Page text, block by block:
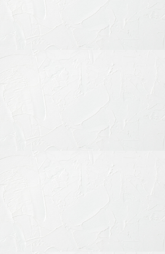
てからでも、矯正は決して遅くありま